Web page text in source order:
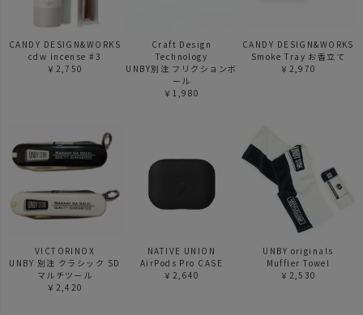
CANDY DESIGN&WORKS
cdw incense #3
￥2,750
Craft Design
Technology
UNBY別注 フリクションボ
ール
￥1,980
CANDY DESIGN&WORKS
Smoke Tray お香立て
￥2,970
VICTORINOX
UNBY 別注 クラシック SD
マルチツール
￥2,420
NATIVE UNION
AirPods Pro CASE
￥2,640
UNBY originals
Muffler Towel
￥2,530